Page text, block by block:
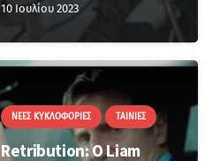
10 Ιουλίου 2023
ΝΈΕΣ ΚΥΚΛΟΦΟΡΊΕΣ ΤΑΙΝΊΕΣ
Retribution: Ο Liam